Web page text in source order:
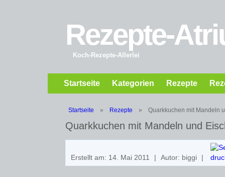
Rezepte-
Koch-Rezepte-Allerlei
Startseite Kategorien Rezepte
Startseite » Rezepte » Quarkkuchen mit Mandeln
Quarkkuchen mit Mandeln und
Erstellt am: 14. Mai 2011 Autor: biggi